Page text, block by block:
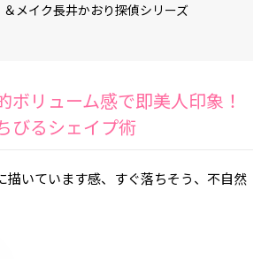
＆メイク長井かおり探偵シリーズ
ボリューム感で即美人印象！
びるシェイプ術
描いています感、すぐ落ちそう、不自然